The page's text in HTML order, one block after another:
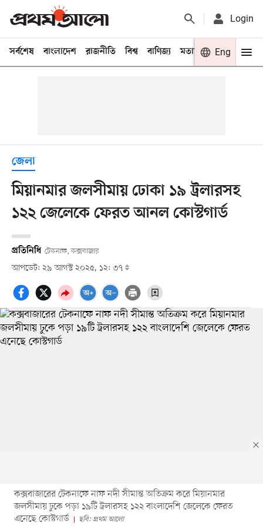
Login
সর্বশেষ বাংলাদেশ রাজনীতি বিশ্ব বাণিজ্য মতামত খেলা
Eng
জেলা
মিয়ানমার জলসীমায় ঢোকা ১৯ ট্রলারসহ
১২২ জেলেকে ফেরত আনল কোস্টগার্ড
প্রতিনিধি টেকনাফ, কক্সবাজার
আপডেট: ২৯ আগস্ট ২০২৫, ১২: ৩৭
কক্সবাজারের টেকনাফে নাফ নদী সীমান্ত অতিক্রম করে মিয়ানমার
জলসীমায় ঢুকে পড়া ১৯টি ট্রলারসহ ১২২ বাংলাদেশি জেলেকে ফেরত
এনেছে কোস্টগার্ড
ছবি: প্রথম আলো